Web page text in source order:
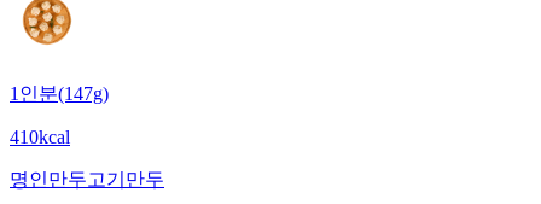
1인분(147g)
410kcal
명인만두고기만두